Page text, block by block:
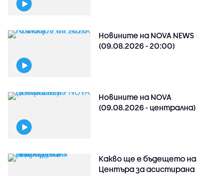
Новините на NOVA NEWS
(09.08.2026 - 20:00)
Новините на NOVA
(09.08.2026 - централна)
Какво ще е бъдещето на
Центъра за асистирана